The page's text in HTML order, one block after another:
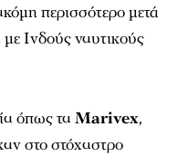
περισσότερο μετά
με Ινδούς ναυτικούς
όπως ταMarivex,
στο στόχαστρο